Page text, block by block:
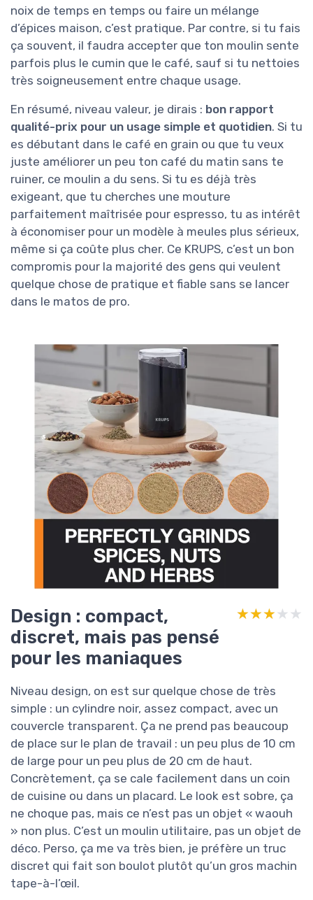
noix de temps en temps ou faire un mélange
d’épices maison, c’est pratique. Par contre, si tu fais
ça souvent, il faudra accepter que ton moulin sente
parfois plus le cumin que le café, sauf si tu nettoies
très soigneusement entre chaque usage.
En résumé, niveau valeur, je dirais : bon rapport
qualité-prix pour un usage simple et quotidien. Si tu
es débutant dans le café en grain ou que tu veux
juste améliorer un peu ton café du matin sans te
ruiner, ce moulin a du sens. Si tu es déjà très
exigeant, que tu cherches une mouture
parfaitement maîtrisée pour espresso, tu as intérêt
à économiser pour un modèle à meules plus sérieux,
même si ça coûte plus cher. Ce KRUPS, c’est un bon
compromis pour la majorité des gens qui veulent
quelque chose de pratique et fiable sans se lancer
dans le matos de pro.
Design : compact,
discret, mais pas pensé
pour les maniaques
★★★★★
★★★★★
Niveau design, on est sur quelque chose de très
simple : un cylindre noir, assez compact, avec un
couvercle transparent. Ça ne prend pas beaucoup
de place sur le plan de travail : un peu plus de 10 cm
de large pour un peu plus de 20 cm de haut.
Concrètement, ça se cale facilement dans un coin
de cuisine ou dans un placard. Le look est sobre, ça
ne choque pas, mais ce n’est pas un objet « waouh
» non plus. C’est un moulin utilitaire, pas un objet de
déco. Perso, ça me va très bien, je préfère un truc
discret qui fait son boulot plutôt qu’un gros machin
tape-à-l’œil.